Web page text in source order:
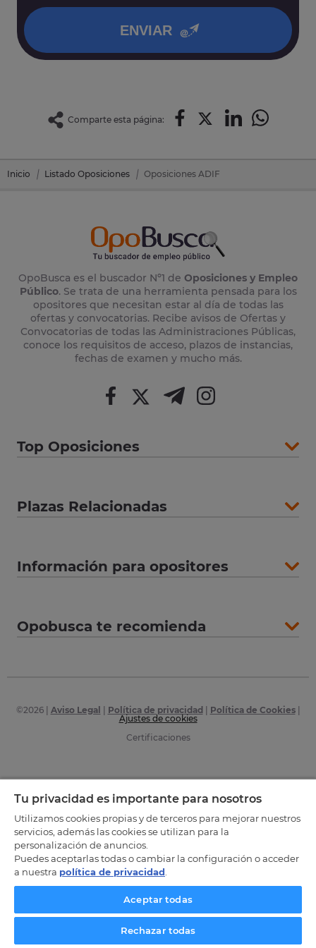
ENVIAR
Comparte esta página:
Inicio Listado Oposiciones Oposiciones ADIF
OpoBusca es el buscador Nº1 de Oposiciones y Empleo
Público. Se trata de una herramienta pensada para los
opositores que necesitan estar al día de todas las
ofertas y convocatorias. Recibe avisos de Ofertas y
Convocatorias de todas las Administraciones Públicas,
conoce los requisitos de acceso, plazos de instancias,
fechas de examen y mucho más.
Top Oposiciones
Plazas Relacionadas
Información para opositores
Opobusca te recomienda
©2026| Aviso Legal Política de privacidad Política de Cookies|
Ajustes de cookies
Certificaciones
Tu privacidad es importante para nosotros
Utilizamos cookies propias y de terceros para mejorar nuestros
servicios, además las cookies se utilizan para la
personalización de anuncios.
Puedes aceptarlas todas o cambiar la configuración o acceder
a nuestra política de privacidad
Aceptar todas
Rechazar todas